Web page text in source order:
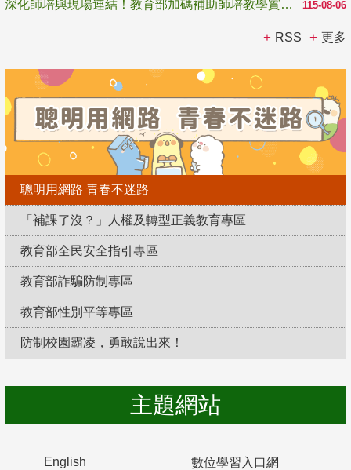
115-08-06
深化師培與現場連結！教育部加碼補助師培教學實踐研究 10月師培國際研討會交流教學實踐經驗
RSS 更多
聰明用網路 青春不迷路
「補課了沒？」人權及轉型正義教育專區
教育部全民安全指引專區
教育部詐騙防制專區
教育部性別平等專區
防制校園霸凌，勇敢說出來！
主題網站
English 數位學習入口網